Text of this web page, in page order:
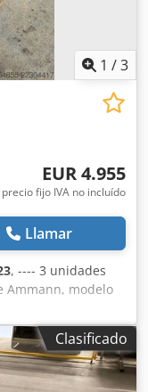
1 /3
EUR 4.955
precio fijo IVA no incluído
Llamar
, ---- 3 unidades
Ammann, modelo
de fabricación:
modelo APR
fabricación: 2023
Motor: Hatz / Diésel
compactación: 600
Clasificado